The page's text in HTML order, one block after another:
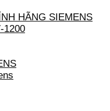
HÃNG SIEMENS
1200